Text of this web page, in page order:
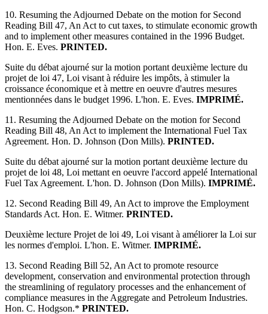
10. Resuming the Adjourned Debate on the motion for Second
Reading Bill 47, An Act to cut taxes, to stimulate economic growth
and to implement other measures contained in the 1996 Budget.
Hon. E. Eves. PRINTED.
Suite du débat ajourné sur la motion portant deuxième lecture du
projet de loi 47, Loi visant à réduire les impôts, à stimuler la
croissance économique et à mettre en oeuvre d'autres mesures
mentionnées dans le budget 1996. L'hon. E. Eves. IMPRIMÉ.
11. Resuming the Adjourned Debate on the motion for Second
Reading Bill 48, An Act to implement the International Fuel Tax
Agreement. Hon. D. Johnson (Don Mills). PRINTED.
Suite du débat ajourné sur la motion portant deuxième lecture du
projet de loi 48, Loi mettant en oeuvre l'accord appelé International
Fuel Tax Agreement. L'hon. D. Johnson (Don Mills). IMPRIMÉ.
12. Second Reading Bill 49, An Act to improve the Employment
Standards Act. Hon. E. Witmer. PRINTED.
Deuxième lecture Projet de loi 49, Loi visant à améliorer la Loi sur
les normes d'emploi. L'hon. E. Witmer. IMPRIMÉ.
13. Second Reading Bill 52, An Act to promote resource
development, conservation and environmental protection through
the streamlining of regulatory processes and the enhancement of
compliance measures in the Aggregate and Petroleum Industries.
Hon. C. Hodgson.* PRINTED.